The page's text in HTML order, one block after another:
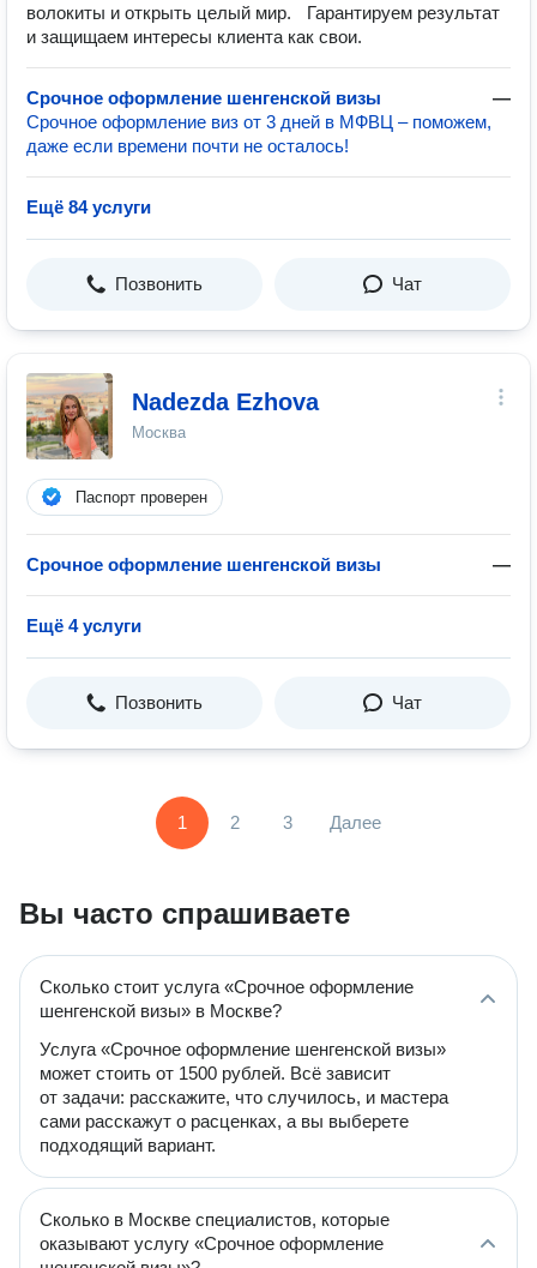
волокиты и открыть целый мир. Гарантируем результат
и защищаем интересы клиента как свои.
Срочное оформление шенгенской визы
—
Срочное оформление виз от 3 дней в МФВЦ – поможем,
даже если времени почти не осталось!
Ещё 84 услуги
Позвонить Чат
Nadezda Ezhova
Москва
Паспорт проверен
Срочное оформление шенгенской визы —
Ещё 4 услуги
Позвонить Чат
1 2 3 Далее
Вы часто спрашиваете
Сколько стоит услуга «Срочное оформление
шенгенской визы» в Москве?
Услуга «Срочное оформление шенгенской визы»
может стоить от 1500 рублей. Всё зависит
от задачи: расскажите, что случилось, и мастера
сами расскажут о расценках, а вы выберете
подходящий вариант.
Сколько в Москве специалистов, которые
оказывают услугу «Срочное оформление